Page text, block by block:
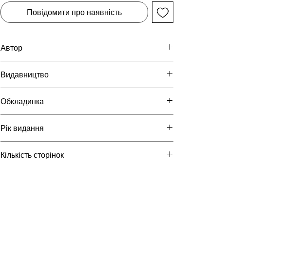
Повідомити про наявність
Автор
Видавництво
Обкладинка
Рік видання
Кількість сторінок